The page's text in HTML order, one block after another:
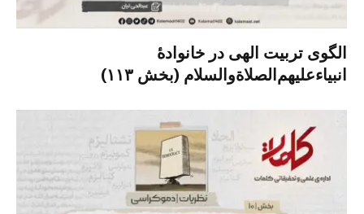
الگوی تربیت الهی در خانوادۀ
انبیاءعلیهم‌الصلاةو‌السلام (بخش ۱۱۳)